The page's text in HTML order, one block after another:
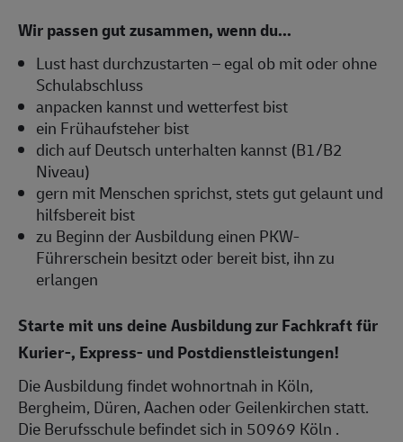
Wir passen gut zusammen, wenn du...
Lust hast durchzustarten – egal ob mit oder ohne
Schulabschluss
anpacken kannst und wetterfest bist
ein Frühaufsteher bist
dich auf Deutsch unterhalten kannst (B1/B2
Niveau)
gern mit Menschen sprichst, stets gut gelaunt und
hilfsbereit bist
zu Beginn der Ausbildung einen PKW-
Führerschein besitzt oder bereit bist, ihn zu
erlangen
Starte mit uns deine Ausbildung zur Fachkraft für
Kurier-, Express- und Postdienstleistungen!
Die Ausbildung findet wohnortnah in Köln,
Bergheim, Düren, Aachen oder Geilenkirchen statt.
Die Berufsschule befindet sich in 50969 Köln .